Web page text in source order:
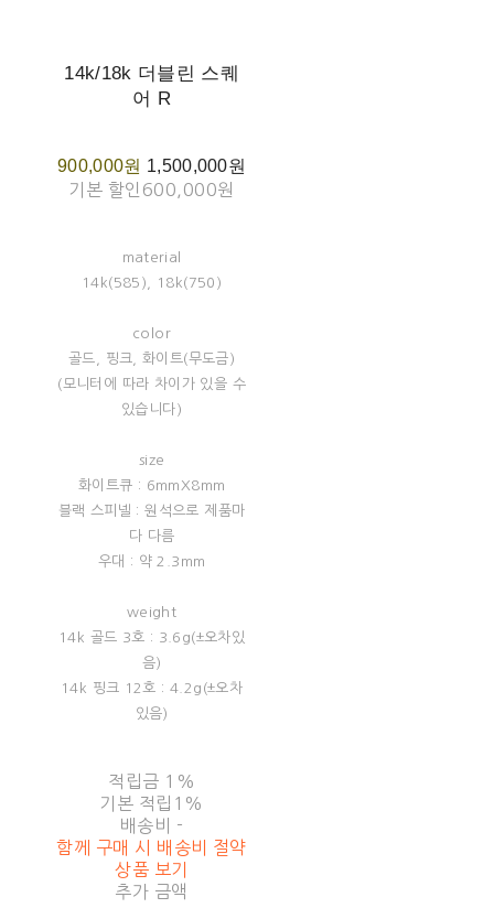
14k/18k 더블린 스퀘
어 R
900,000원 1,500,000원
기본 할인 600,000원
material
14k(585), 18k(750)
color
골드, 핑크, 화이트(무도금)
(모니터에 따라 차이가 있을 수
있습니다)
size
화이트큐 : 6mmX8mm
블랙 스피넬 : 원석으로 제품마
다 다름
우대 : 약 2.3mm
weight
14k 골드 3호 : 3.6g(±오차있
음)
14k 핑크 12호 : 4.2g(±오차
있음)
적립금 1%
기본 적립 1%
배송비 -
함께 구매 시 배송비 절약
상품 보기
추가 금액